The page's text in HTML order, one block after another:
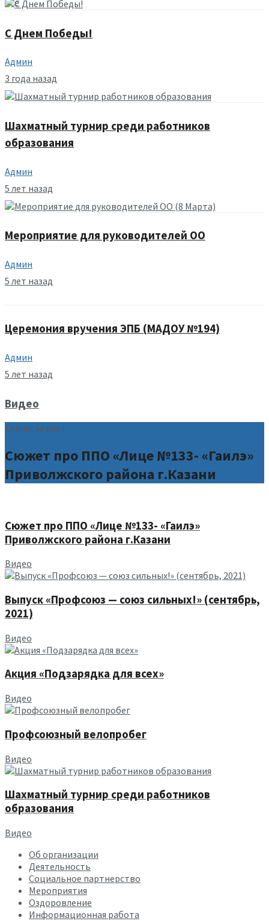
все
С Днем Победы!
Админ
3 года назад
Шахматный турнир среди работников
образования
Админ
5 лет назад
Мероприятие для руководителей ОО
Админ
5 лет назад
Церемония вручения ЭПБ (МАДОУ №194)
Админ
5 лет назад
Видео
Сейчас играет
Сюжет про ППО «Лице №133- «Гаилэ»
Приволжского района г.Казани
Сюжет про ППО «Лице №133- «Гаилэ»
Приволжского района г.Казани
Видео
Выпуск «Профсоюз — союз сильных!» (сентябрь,
2021)
Видео
Акция «Подзарядка для всех»
Видео
Профсоюзный велопробег
Видео
Шахматный турнир среди работников
образования
Видео
Об организации
Деятельность
Социальное партнерство
Мероприятия
Оздоровление
Информационная работа